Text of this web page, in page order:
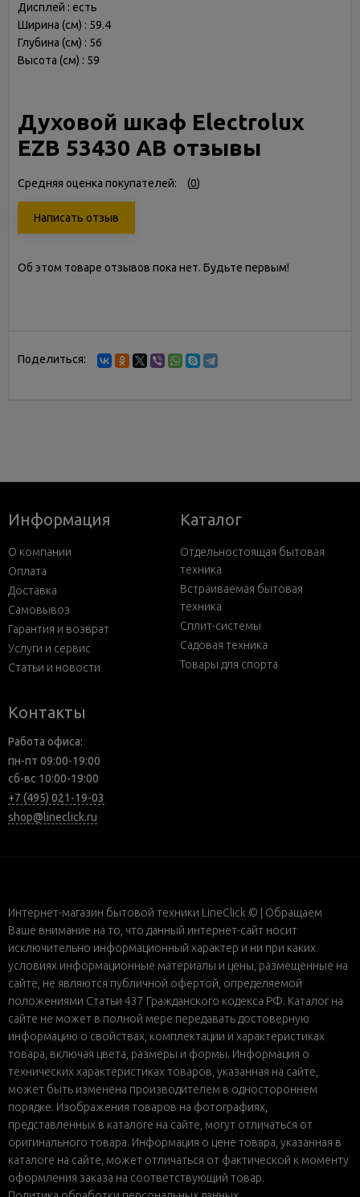
Дисплей : есть
Ширина (см) : 59.4
Глубина (см) : 56
Высота (см) : 59
Духовой шкаф Electrolux
EZB 53430 AB отзывы
Средняя оценка покупателей: (0)
Написать отзыв
Об этом товаре отзывов пока нет. Будьте первым!
Поделиться:
Информация
О компании
Оплата
Доставка
Самовывоз
Гарантия и возврат
Услуги и сервис
Статьи и новости
Каталог
Отдельностоящая бытовая
техника
Встраиваемая бытовая
техника
Сплит-системы
Садовая техника
Товары для спорта
Контакты
Работа офиса:
пн-пт 09:00-19:00
сб-вс 10:00-19:00
+7 (495) 021-19-03
shop@lineclick.ru
Интернет-магазин бытовой техники LineClick © | Обращаем
Ваше внимание на то, что данный интернет-сайт носит
исключительно информационный характер и ни при каких
условиях информационные материалы и цены, размещенные на
сайте, не являются публичной офертой, определяемой
положениями Статьи 437 Гражданского кодекса РФ. Каталог на
сайте не может в полной мере передавать достоверную
информацию о свойствах, комплектации и характеристиках
товара, включая цвета, размеры и формы. Информация о
технических характеристиках товаров, указанная на сайте,
может быть изменена производителем в одностороннем
порядке. Изображения товаров на фотографиях,
представленных в каталоге на сайте, могут отличаться от
оригинального товара. Информация о цене товара, указанная в
каталоге на сайте, может отличаться от фактической к моменту
оформления заказа на соответствующий товар.